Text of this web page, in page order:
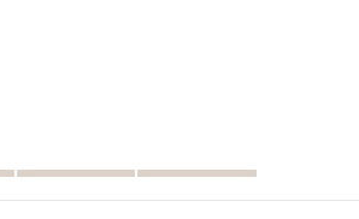
Rings mit einem
(mm)
16